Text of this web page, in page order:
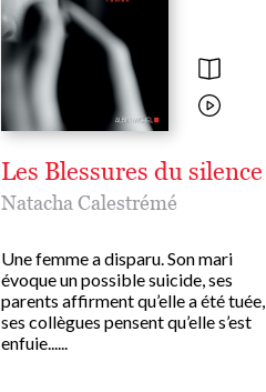
Les Blessures du silence
Natacha Calestrémé
Une femme a disparu. Son mari
évoque un possible suicide, ses
parents affirment qu’elle a été tuée,
ses collègues pensent qu’elle s’est
enfuie......